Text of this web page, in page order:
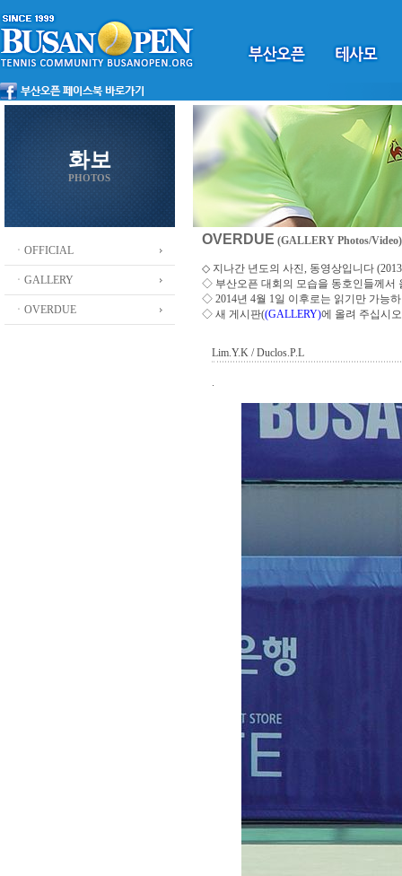
화보
PHOTOS
ㆍOFFICIAL
ㆍGALLERY
ㆍOVERDUE
OVERDUE (GALLERY Photos/Video)
◇ 지나간 년도의 사진, 동영상입니다
◇ 부산오픈 대회의 모습을 동호인들께서
◇ 2014년 4월 1일 이후로는 읽기만 가능
◇ 새 게시판((GALLERY)에 올려 주십시오
Lim.Y.K / Duclos.P.L
.